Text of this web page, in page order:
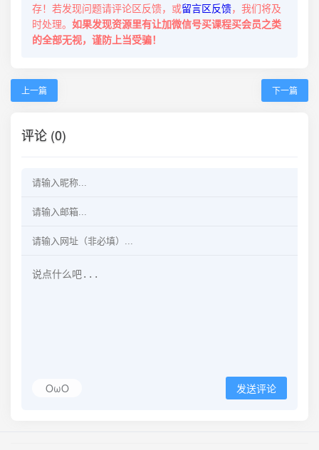
存！若发现问题请评论区反馈，或留言区反馈，我们将及
时处理。 如果发现资源里有让加微信号买课程买会员之类
的全部无视，谨防上当受骗！
上一篇 下一篇
评论 (0)
OωO 发送评论